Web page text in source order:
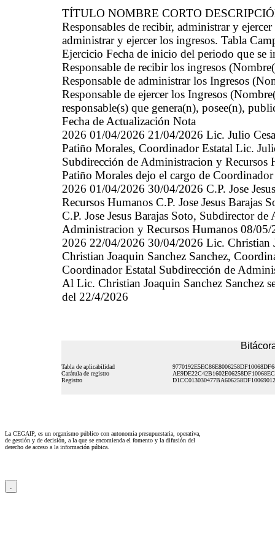
TÍTULO NOMBRE CORTO
Responsables de recibir, administrar y
administrar y ejercer los ingresos. Tabla
Ejercicio Fecha de inicio del periodo que se
Responsable de recibir los ingresos
Responsable de administrar los Ingresos
Responsable de ejercer los Ingresos
responsable(s) que genera(n), posee(n),
Fecha de Actualización Nota
2026 01/04/2026 21/04/2026 Lic. Julio
Patiño Morales, Coordinador Estatal Lic.
Subdirección de Administracion y
Patiño Morales dejo el cargo de
2026 01/04/2026 30/04/2026 C.P. Jose
Recursos Humanos C.P. Jose Jesus
C.P. Jose Jesus Barajas Soto, Subdirector
Administracion y Recursos Humanos 08/
2026 22/04/2026 30/04/2026 Lic. Christian
Christian Joaquin Sanchez Sanchez,
Coordinador Estatal Subdirección de
Al Lic. Christian Joaquin Sanchez Sanchez
del 22/4/2026
Tabla de aplicabilidad
Carátula de registro
Registro
La CEGAIP, es un organismo público con autonomía presupuestaria, operativa,
de gestión y de decisión, a la que se encomienda el fomento y la difusión del
derecho de acceso a la información púbica.